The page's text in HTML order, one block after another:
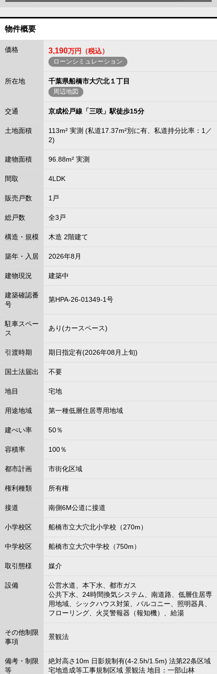
物件概要
価格 3,190万円（税込）
ローンシミュレーション
所在地 千葉県船橋市大穴北１丁目
周辺地図
交通 京成松戸線「三咲」駅徒歩15分
土地面積
113m² 実測 (私道17.37m²別に有、私道持分比率：1／
2)
建物面積 96.88m² 実測
間取 4LDK
販売戸数 1戸
総戸数 全3戸
構造・規模 木造 2階建て
築年・入居 2026年8月
建物現況 建築中
建築確認番
号
第HPA-26-01349-1号
駐車スペー
ス
あり(カースペース)
引渡時期 期日指定有(2026年08月上旬)
国土法届出 不要
地目 宅地
用途地域 第一種低層住居専用地域
建ぺい率 50％
容積率 100％
都市計画 市街化区域
権利種類 所有権
接道 南側6M公道に接道
小学校区 船橋市立大穴北小学校（270m）
中学校区 船橋市立大穴中学校（750m）
取引態様 媒介
設備
公営水道、本下水、都市ガス
公共下水、24時間換気システム、南道路、低層住居専
用地域、シックハウス対策、バルコニー、照明器具、
フローリング、火災警報器（報知機）、給湯
その他制限
事項
景観法
備考・制限
等
絶対高さ10m 日影規制有(4-2.5h/1.5m) 法第22条区域
宅地造成等工事規制区域 景観法 地目：一部山林